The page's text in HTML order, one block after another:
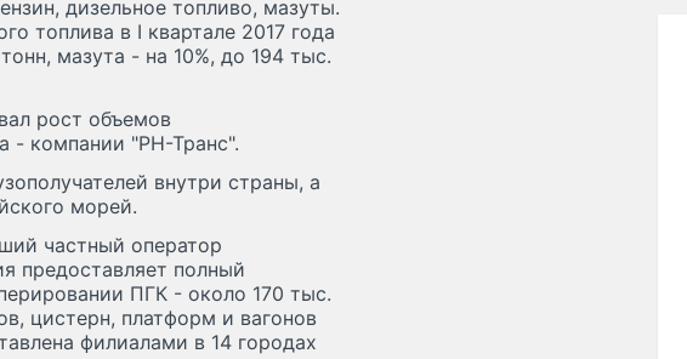
дизельное топливо, мазуты.
топлива в I квартале 2017 года
мазута - на 10%, до 194 тыс.
рост объемов
- компании "РН-Транс".
внутри страны, а
морей.
частный оператор
предоставляет полный
ПГК - около 170 тыс.
цистерн, платформ и вагонов
филиалами в 14 городах